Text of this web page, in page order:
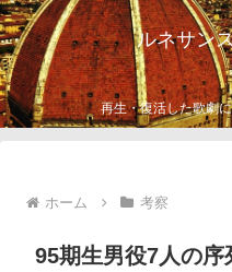
ルネサン
再生・復活した歌劇
ホーム 考察
95期生男役7人の序